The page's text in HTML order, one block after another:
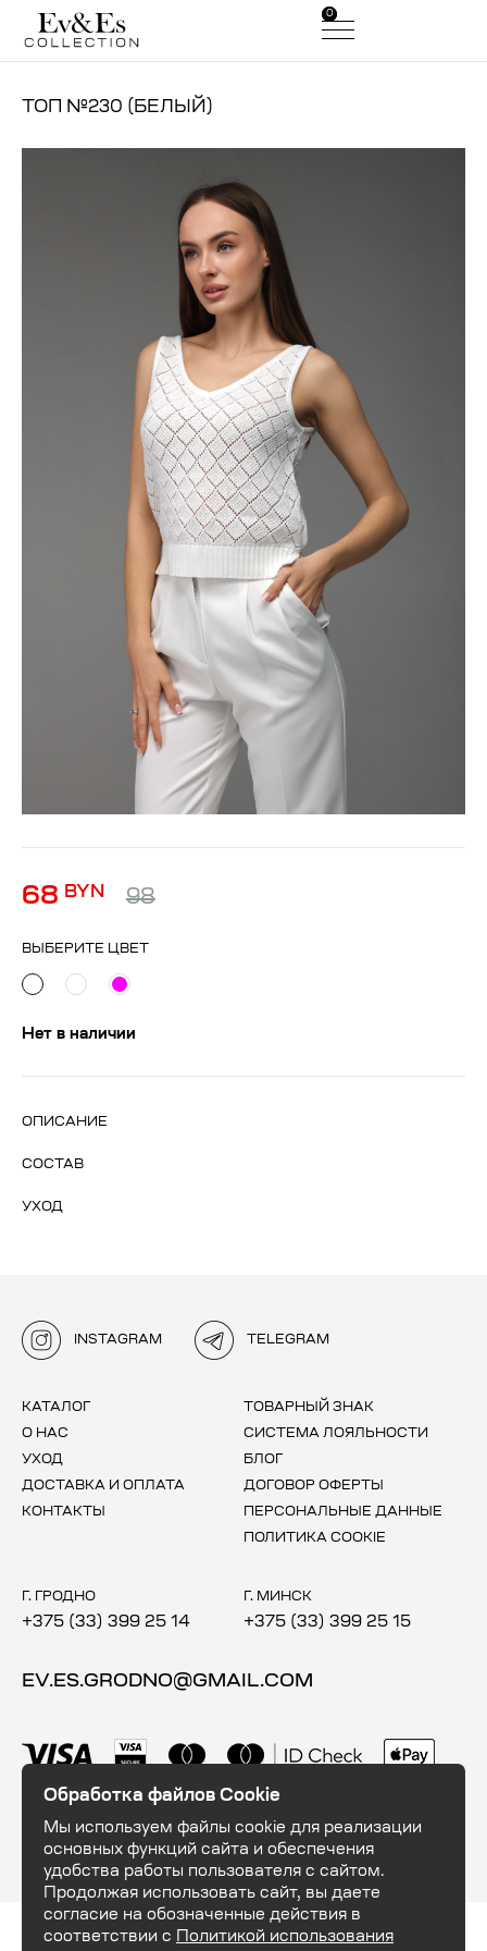
0
0
ТОП №230 (БЕЛЫЙ)
68 BYN 98
ВЫБЕРИТЕ ЦВЕТ
Нет в наличии
ОПИСАНИЕ
СОСТАВ
УХОД
INSTAGRAM TELEGRAM
КАТАЛОГ
О НАС
УХОД
ДОСТАВКА И ОПЛАТА
КОНТАКТЫ
ТОВАРНЫЙ ЗНАК
СИСТЕМА ЛОЯЛЬНОСТИ
БЛОГ
ДОГОВОР ОФЕРТЫ
ПЕРСОНАЛЬНЫЕ ДАННЫЕ
ПОЛИТИКА COOKIE
Г. ГРОДНО
+375 (33) 399 25 14
Г. МИНСК
+375 (33) 399 25 15
EV.ES.GRODNO@GMAIL.COM
ООО "ЕвэндЕс". УНП 591035684. 230003, Республика Беларусь, г. Гродно,
шоссе Озёрское 16. Свидетельство о государственной регистрации
Обработка файлов Cookie
Мы используем файлы cookie для реализации
основных функций сайта и обеспечения
удобства работы пользователя с сайтом.
Продолжая использовать сайт, вы даете
согласие на обозначенные действия в
соответствии с Политикой использования